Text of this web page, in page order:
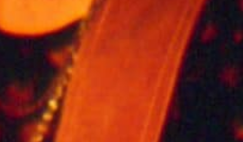
Distributeur ou mandataire
Vues du Québec